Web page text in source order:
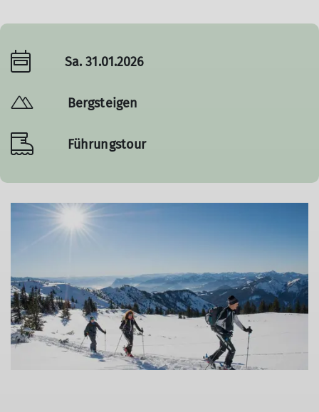
Sa. 31.01.2026
Bergsteigen
Führungstour